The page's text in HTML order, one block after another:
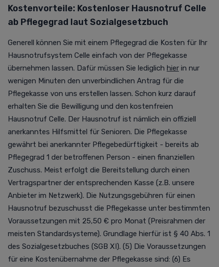
Kostenvorteile: Kostenloser Hausnotruf Celle
ab Pflegegrad laut Sozialgesetzbuch
Generell können Sie mit einem Pflegegrad die Kosten für Ihr
Hausnotrufsystem Celle einfach von der Pflegekasse
übernehmen lassen. Dafür müssen Sie lediglich hier in nur
wenigen Minuten den unverbindlichen Antrag für die
Pflegekasse von uns erstellen lassen. Schon kurz darauf
erhalten Sie die Bewilligung und den kostenfreien
Hausnotruf Celle. Der Hausnotruf ist nämlich ein offiziell
anerkanntes Hilfsmittel für Senioren. Die Pflegekasse
gewährt bei anerkannter Pflegebedürftigkeit - bereits ab
Pflegegrad 1 der betroffenen Person - einen finanziellen
Zuschuss. Meist erfolgt die Bereitstellung durch einen
Vertragspartner der entsprechenden Kasse (z.B. unsere
Anbieter im Netzwerk). Die Nutzungsgebühren für einen
Hausnotruf bezuschusst die Pflegekasse unter bestimmten
Voraussetzungen mit 25,50 € pro Monat (Preisrahmen der
meisten Standardsysteme). Grundlage hierfür ist § 40 Abs. 1
des Sozialgesetzbuches (SGB XI). (5) Die Voraussetzungen
für eine Kostenübernahme der Pflegekasse sind: (6) Es